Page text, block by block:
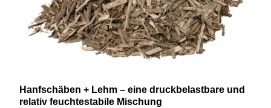
Hanfschäben + Lehm – eine druck­belast­bare und
relativ feuchtestabile Mischung